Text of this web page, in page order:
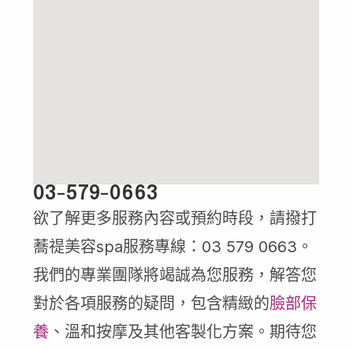
03-579-0663
欲了解更多服務內容或預約時段，請撥打
蕎禔美容spa服務專線：03 579 0663。
我們的專業團隊將竭誠為您服務，解答您
對於各項服務的疑問，包含精緻的臉部保
養 、溫和按摩及其他客製化方案。期待您